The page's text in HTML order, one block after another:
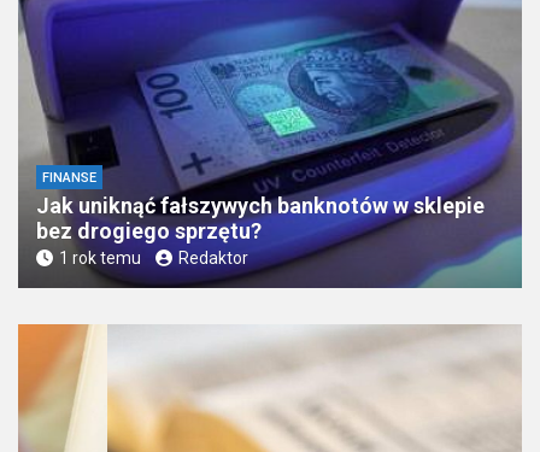
FINANSE
Jak uniknąć fałszywych banknotów w sklepie
bez drogiego sprzętu?
1 rok temu Redaktor